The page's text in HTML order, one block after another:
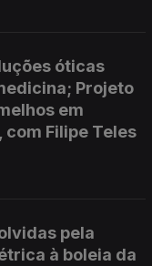
óticas
Projeto
em
Filipe Teles
pela
à boleia da